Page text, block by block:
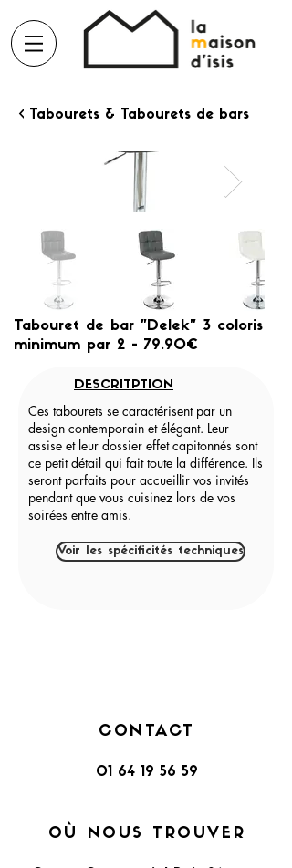
< Tabourets & Tabourets de bars
Tabouret de bar "Delek" 3 coloris
minimum par 2 - 79.90€
DESCRITPTION
Ces tabourets se caractérisent par un
design contemporain et élégant. Leur
assise et leur dossier effet capitonnés sont
ce petit détail qui fait toute la différence. Ils
seront parfaits pour accueillir vos invités
pendant que vous cuisinez lors de vos
soirées entre amis.
Voir les spécificités techniques
CONTACT
01 64 19 56 59
OÙ NOUS TROUVER